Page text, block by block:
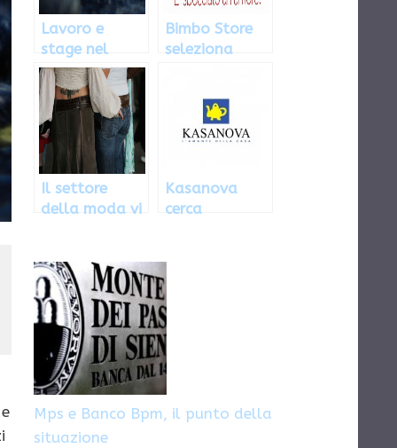
Lavoro e
stage nel
futuro di
Alcott
Bimbo Store
seleziona
Il settore
della moda vi
candidarsi
Kasanova
cerca
Mps e Banco Bpm, il punto della
situazione